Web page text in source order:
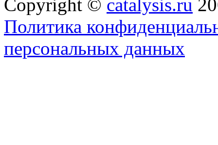
Copyright © catalysis.ru
Политика
персональных данных